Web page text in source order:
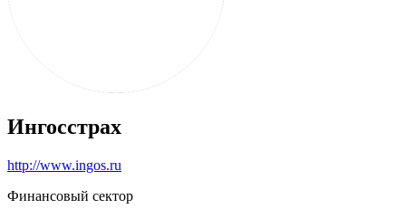
Ингосстрах
http://www.ingos.ru
Финансовый сектор